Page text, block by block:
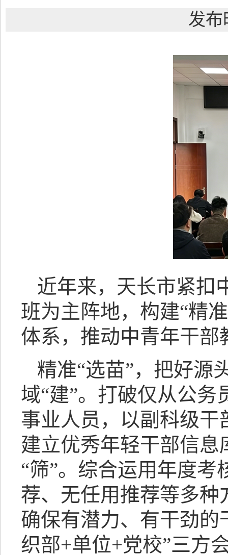
发布
近年来，天长市紧扣
班为主阵地，构建“精
体系，推动中青年干部
精准“选苗”，把好源
域“建”。打破仅从公
事业人员，以副科级
建立优秀年轻干部信
“筛”。综合运用年度考
荐、无任用推荐等多
确保有潜力、有干劲的
织部+单位+党校”三方